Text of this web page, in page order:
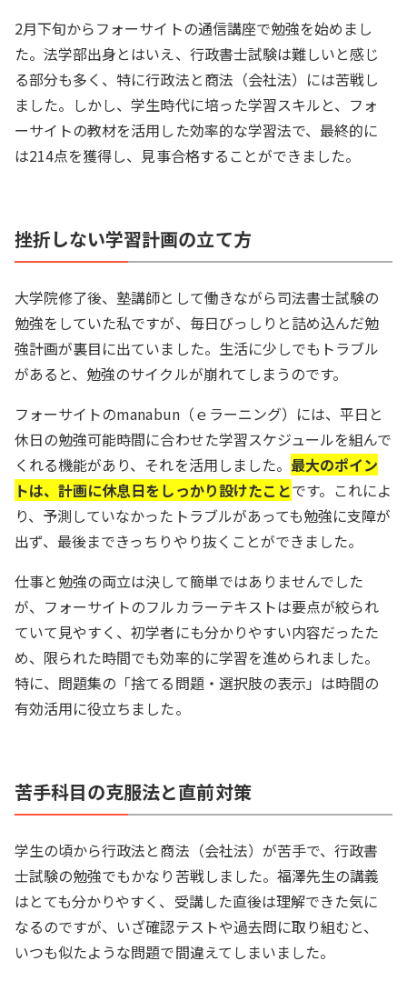
2月下旬からフォーサイトの通信講座で勉強を始めまし
た。法学部出身とはいえ、行政書士試験は難しいと感じ
る部分も多く、特に行政法と商法（会社法）には苦戦し
ました。しかし、学生時代に培った学習スキルと、フォ
ーサイトの教材を活用した効率的な学習法で、最終的に
は214点を獲得し、見事合格することができました。
挫折しない学習計画の立て方
大学院修了後、塾講師として働きながら司法書士試験の
勉強をしていた私ですが、毎日びっしりと詰め込んだ勉
強計画が裏目に出ていました。生活に少しでもトラブル
があると、勉強のサイクルが崩れてしまうのです。
フォーサイトのmanabun（ｅラーニング）には、平日と
休日の勉強可能時間に合わせた学習スケジュールを組んで
くれる機能があり、それを活用しました。 最大のポイン
トは、計画に休息日をしっかり設けたことです。これによ
り、予測していなかったトラブルがあっても勉強に支障が
出ず、最後まできっちりやり抜くことができました。
仕事と勉強の両立は決して簡単ではありませんでした
が、フォーサイトのフルカラーテキストは要点が絞られ
ていて見やすく、初学者にも分かりやすい内容だったた
め、限られた時間でも効率的に学習を進められました。
特に、問題集の「捨てる問題・選択肢の表示」は時間の
有効活用に役立ちました。
苦手科目の克服法と直前対策
学生の頃から行政法と商法（会社法）が苦手で、行政書
士試験の勉強でもかなり苦戦しました。福澤先生の講義
はとても分かりやすく、受講した直後は理解できた気に
なるのですが、いざ確認テストや過去問に取り組むと、
いつも似たような問題で間違えてしまいました。